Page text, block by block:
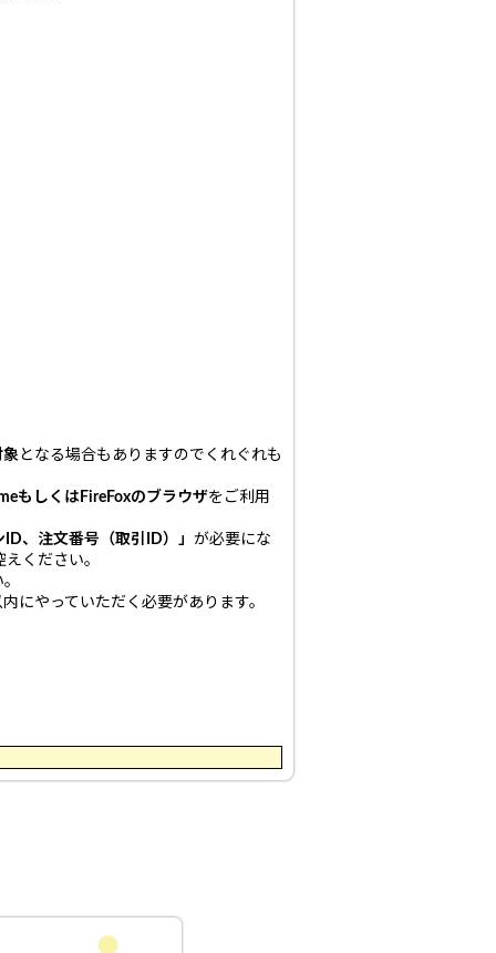
象となる場合もありますのでくれぐれも
もしくはFireFoxのブラウザをご利用
、注文番号（取引ID）」 が必要にな
ください。
にやっていただく必要があります。